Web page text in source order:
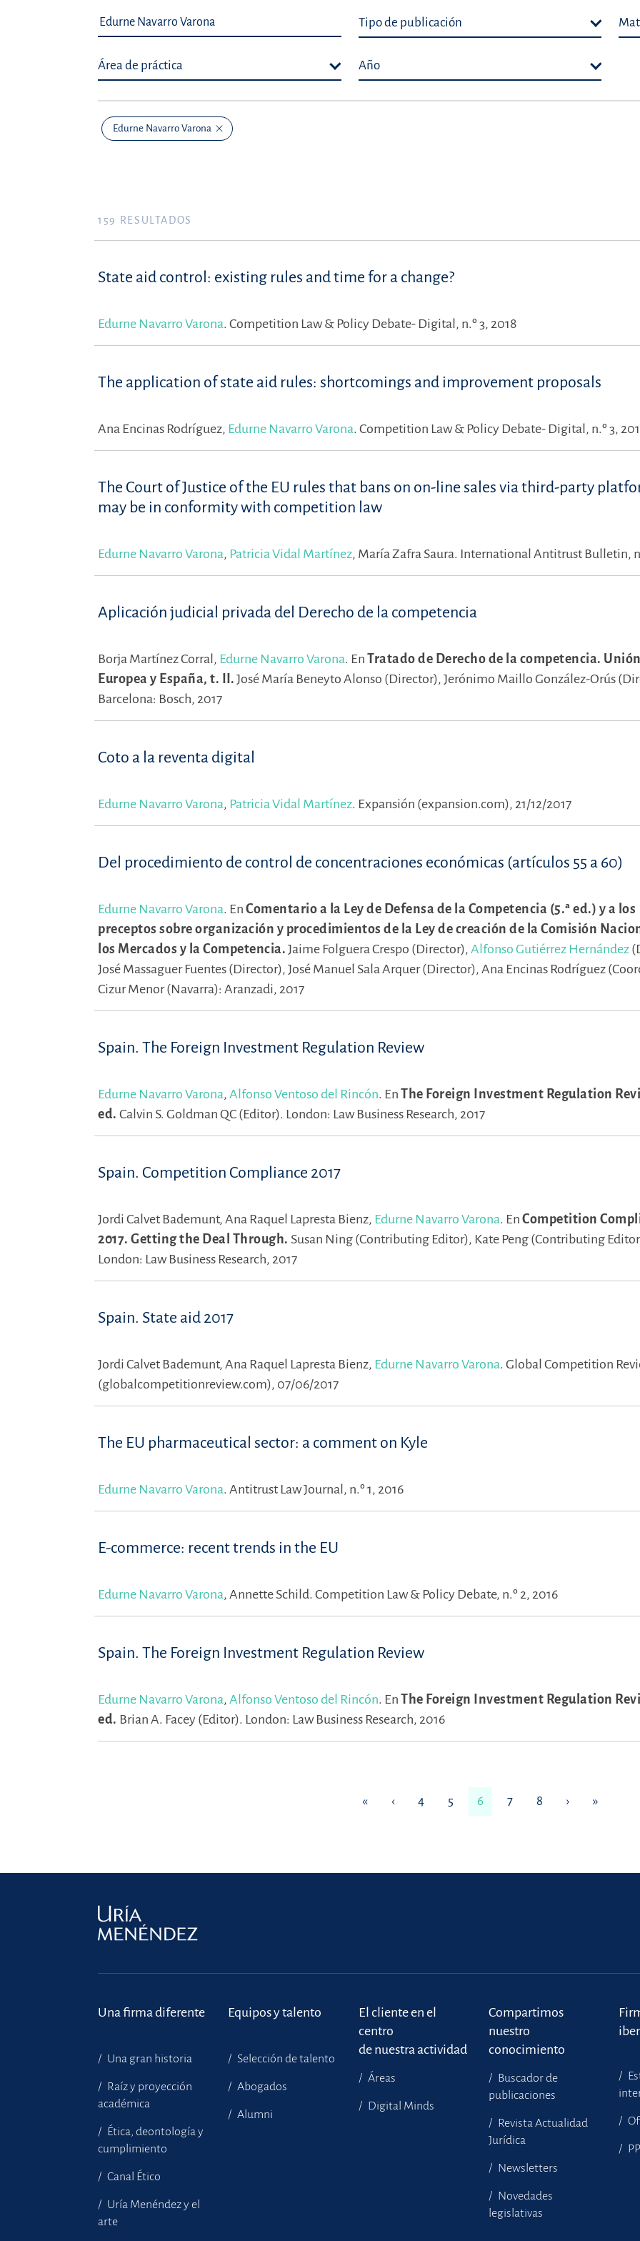
Tipo de publicación
Área de práctica Año
Edurne Navarro Varona
159 RESULTADOS
State aid control: existing rules and time for a change?
Edurne Navarro Varona. Competition Law & Policy Debate- Digital, n.º 3, 2018
The application of state aid rules: shortcomings and improvement proposals
Ana Encinas Rodríguez, Edurne Navarro Varona. Competition Law & Policy Debate- Digital, n.º 3,
The Court of Justice of the EU rules that bans on on-line sales via third-party
may be in conformity with competition law
Edurne Navarro Varona, Patricia Vidal Martínez, María Zafra Saura. International Antitrust Bulletin,
Aplicación judicial privada del Derecho de la competencia
Borja Martínez Corral, Edurne Navarro Varona. En Tratado de Derecho de la competencia.
Europea y España, t. II. José María Beneyto Alonso (Director), Jerónimo Maillo González-Orús
Barcelona: Bosch, 2017
Coto a la reventa digital
Edurne Navarro Varona, Patricia Vidal Martínez. Expansión (expansion.com), 21/12/2017
Del procedimiento de control de concentraciones económicas (artículos 55 a 60)
Edurne Navarro Varona. En Comentario a la Ley de Defensa de la Competencia (5.ª ed.) y a los
preceptos sobre organización y procedimientos de la Ley de creación de la Comisión
los Mercados y la Competencia. Jaime Folguera Crespo (Director), Alfonso Gutiérrez Hernández
José Massaguer Fuentes (Director), José Manuel Sala Arquer (Director), Ana Encinas Rodríguez
Cizur Menor (Navarra): Aranzadi, 2017
Spain. The Foreign Investment Regulation Review
Edurne Navarro Varona, Alfonso Ventoso del Rincón. En The Foreign Investment Regulation
ed. Calvin S. Goldman QC (Editor). London: Law Business Research, 2017
Spain. Competition Compliance 2017
Jordi Calvet Bademunt, Ana Raquel Lapresta Bienz, Edurne Navarro Varona. En Competition
2017. Getting the Deal Through. Susan Ning (Contributing Editor), Kate Peng (Contributing
London: Law Business Research, 2017
Spain. State aid 2017
Jordi Calvet Bademunt, Ana Raquel Lapresta Bienz, Edurne Navarro Varona. Global Competition
(globalcompetitionreview.com), 07/06/2017
The EU pharmaceutical sector: a comment on Kyle
Edurne Navarro Varona. Antitrust Law Journal, n.º 1, 2016
E-commerce: recent trends in the EU
Edurne Navarro Varona, Annette Schild. Competition Law & Policy Debate, n.º 2, 2016
Spain. The Foreign Investment Regulation Review
Edurne Navarro Varona, Alfonso Ventoso del Rincón. En The Foreign Investment Regulation
ed. Brian A. Facey (Editor). London: Law Business Research, 2016
« ‹ 4 5 6 7 8 › »
Una firma diferente
Una gran historia
Raíz y proyección
académica
Ética, deontología y
cumplimiento
Canal Ético
Uría Menéndez y el
arte
Equipos y talento
Selección de talento
Abogados
Alumni
El cliente en el
centro
de nuestra actividad
Áreas
Digital Minds
Compartimos
nuestro
conocimiento
Buscador de
publicaciones
Revista Actualidad
Jurídica
Newsletters
Novedades
legislativas